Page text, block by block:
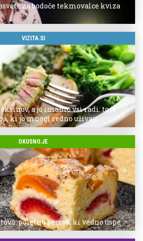
za bodoče tekmovalce kviza
VIZITA.SI
a jo imamo vsi radi: to je
ki jo mnogi redno uživajo
OKUSNO.JE
poletno pecivo, ki vedno uspe